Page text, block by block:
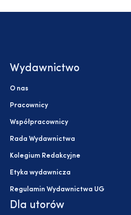
Wydawnictwo
O nas
Pracownicy
Współpracownicy
Rada Wydawnictwa
Kolegium Redakcyjne
Etyka wydawnicza
Regulamin Wydawnictwa UG
Dla utorów